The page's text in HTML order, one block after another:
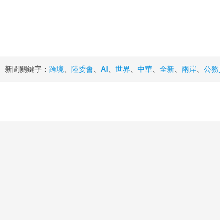
新聞關鍵字： 跨境 陸委會 AI 世界 中華 全新 兩岸 公務